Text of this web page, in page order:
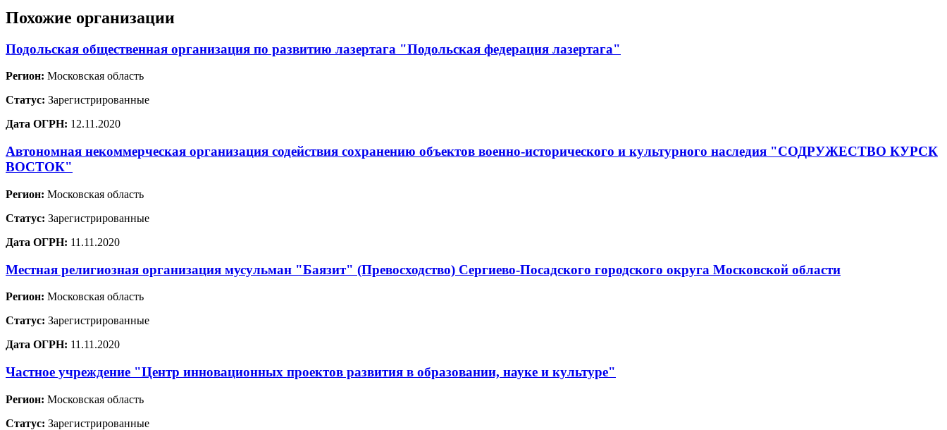
Похожие организации
Подольская общественная организация по развитию лазертага "Подольская федерация лазертага"
Регион: Московская область
Статус: Зарегистрированные
Дата ОГРН: 12.11.2020
Автономная некоммерческая организация содействия сохранению объектов военно-исторического и культурного наследия "СОДРУЖЕСТВО КУРСК
ВОСТОК"
Регион: Московская область
Статус: Зарегистрированные
Дата ОГРН: 11.11.2020
Местная религиозная организация мусульман "Баязит" (Превосходство) Сергиево-Посадского городского округа Московской области
Регион: Московская область
Статус: Зарегистрированные
Дата ОГРН: 11.11.2020
Частное учреждение "Центр инновационных проектов развития в образовании, науке и культуре"
Регион: Московская область
Статус: Зарегистрированные